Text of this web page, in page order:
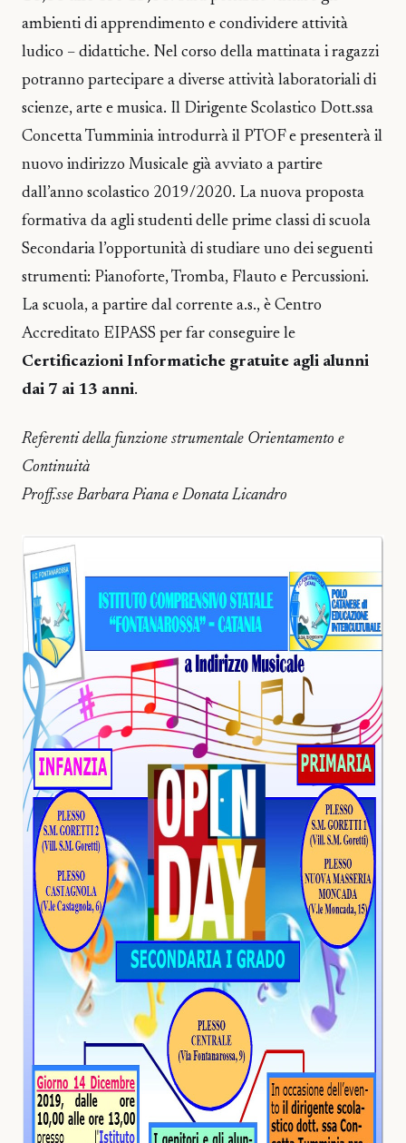
ambienti di apprendimento e condividere attività
ludico – didattiche. Nel corso della mattinata i ragazzi
potranno partecipare a diverse attività laboratoriali di
scienze, arte e musica. Il Dirigente Scolastico Dott.ssa
Concetta Tumminia introdurrà il PTOF e presenterà il
nuovo indirizzo Musicale già avviato a partire
dall’anno scolastico 2019/2020. La nuova proposta
formativa da agli studenti delle prime classi di scuola
Secondaria l’opportunità di studiare uno dei seguenti
strumenti: Pianoforte, Tromba, Flauto e Percussioni.
La scuola, a partire dal corrente a.s., è Centro
Accreditato EIPASS per far conseguire le
Certificazioni Informatiche gratuite agli alunni
dai 7 ai 13 anni.
Referenti della funzione strumentale Orientamento e
Continuità
Proff.sse Barbara Piana e Donata Licandro